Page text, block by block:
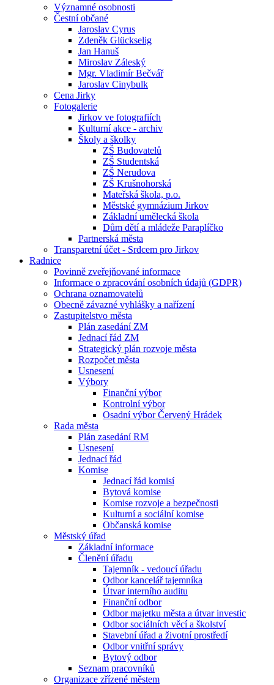
Významné osobnosti
Čestní občané
Jaroslav Cyrus
Zdeněk Glückselig
Jan Hanuš
Miroslav Záleský
Mgr. Vladimír Bečvář
Jaroslav Cinybulk
Cena Jirky
Fotogalerie
Jirkov ve fotografiích
Kulturní akce - archiv
Školy a školky
ZŠ Budovatelů
ZŠ Studentská
ZŠ Nerudova
ZŠ Krušnohorská
Mateřská škola, p.o.
Městské gymnázium Jirkov
Základní umělecká škola
Dům dětí a mládeže Paraplíčko
Partnerská města
Transparetní účet - Srdcem pro Jirkov
Radnice
Povinně zveřejňované informace
Informace o zpracování osobních údajů (GDPR)
Ochrana oznamovatelů
Obecně závazné vyhlášky a nařízení
Zastupitelstvo města
Plán zasedání ZM
Jednací řád ZM
Strategický plán rozvoje města
Rozpočet města
Usnesení
Výbory
Finanční výbor
Kontrolní výbor
Osadní výbor Červený Hrádek
Rada města
Plán zasedání RM
Usnesení
Jednací řád
Komise
Jednací řád komisí
Bytová komise
Komise rozvoje a bezpečnosti
Kulturní a sociální komise
Občanská komise
Městský úřad
Základní informace
Členění úřadu
Tajemník - vedoucí úřadu
Odbor kancelář tajemníka
Útvar interního auditu
Finanční odbor
Odbor majetku města a útvar investic
Odbor sociálních věcí a školství
Stavební úřad a životní prostředí
Odbor vnitřní správy
Bytový odbor
Seznam pracovníků
Organizace zřízené městem